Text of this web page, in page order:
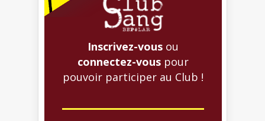
Inscrivez-vous ou
connectez-vous pour
pouvoir participer au Club !